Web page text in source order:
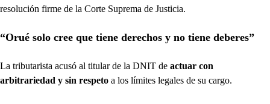
resolución firme de la Corte Suprema de Justicia.
“Orué solo cree que tiene derechos y no tiene deberes”
La tributarista acusó al titular de la DNIT de actuar con
arbitrariedad y sin respeto a los límites legales de su cargo.